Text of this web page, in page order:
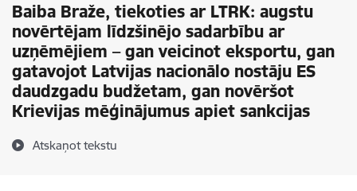
Baiba Braže, tiekoties ar LTRK: augstu
novērtējam līdzšinējo sadarbību ar
uzņēmējiem – gan veicinot eksportu, gan
gatavojot Latvijas nacionālo nostāju ES
daudzgadu budžetam, gan novēršot
Krievijas mēģinājumus apiet sankcijas
Atskaņot tekstu